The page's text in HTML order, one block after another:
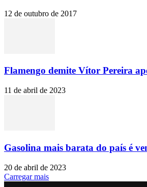
12 de outubro de 2017
Flamengo demite Vítor Pereira
11 de abril de 2023
Gasolina mais barata do país é
20 de abril de 2023
Carregar mais